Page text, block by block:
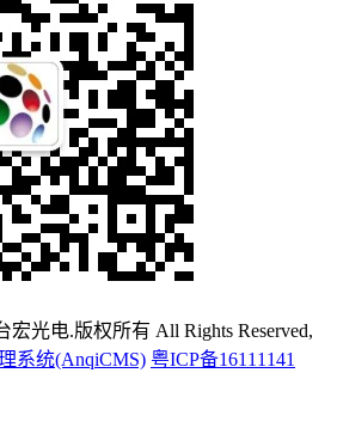
宏光电.版权所有 All Rights Reserved,
系统(AnqiCMS) 粤ICP备16111141